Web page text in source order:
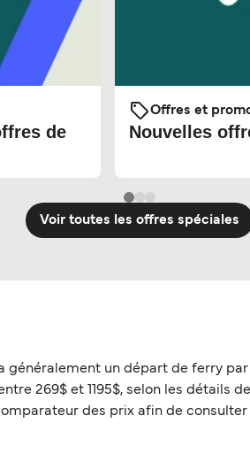
de
Offres et
Nouvelles
Voir toutes les offres spéciales
généralement un départ de ferry
269$ et 1195$, selon les détails
des prix afin de